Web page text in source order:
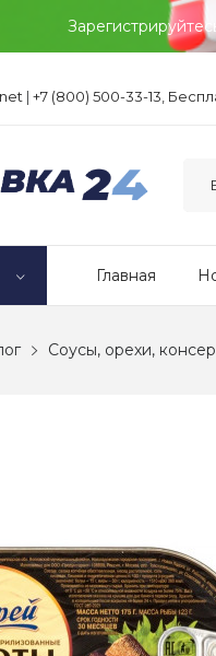
| +7 (800) 500-33-13,
Главная
Соусы, орехи,